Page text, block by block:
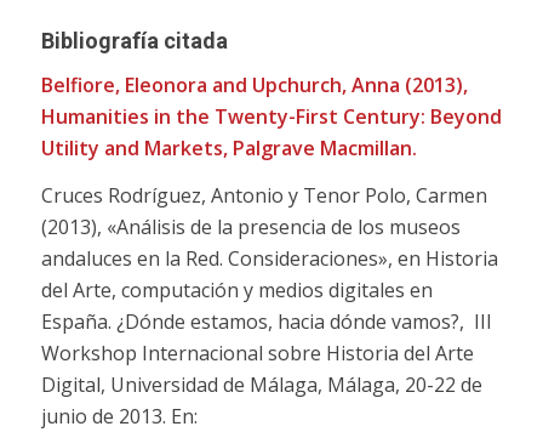
Bibliografía citada
Belfiore, Eleonora and Upchurch, Anna (2013),
Humanities in the Twenty-First Century: Beyond
Utility and Markets, Palgrave Macmillan.
Cruces Rodríguez, Antonio y Tenor Polo, Carmen
(2013), «Análisis de la presencia de los museos
andaluces en la Red. Consideraciones», en Historia
del Arte, computación y medios digitales en
España. ¿Dónde estamos, hacia dónde vamos?, III
Workshop Internacional sobre Historia del Arte
Digital, Universidad de Málaga, Málaga, 20-22 de
junio de 2013. En: